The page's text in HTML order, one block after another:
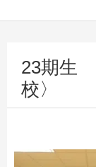
23期生
校〉